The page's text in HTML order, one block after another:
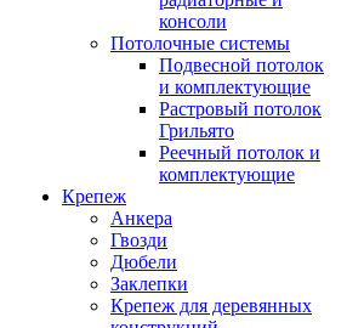
консоли
Потолочные системы
Подвесной потолок
и комплектующие
Растровый потолок
Грильято
Реечный потолок и
комплектующие
Крепеж
Анкера
Гвозди
Дюбели
Заклепки
Крепеж для деревянных